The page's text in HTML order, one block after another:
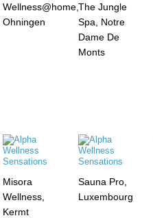
Wellness@home,
Ohningen
The Jungle
Spa, Notre
Dame De
Monts
Misora
Wellness,
Kermt
Sauna Pro,
Luxembourg